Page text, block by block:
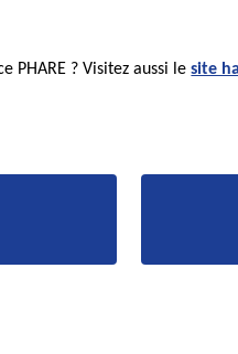
PHARE ? Visitez aussi lesite